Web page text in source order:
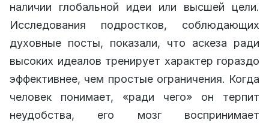
наличии глобальной идеи или высшей цели.
Исследования подростков, соблюдающих
духовные посты, показали, что аскеза ради
высоких идеалов тренирует характер гораздо
эффективнее, чем простые ограничения. Когда
человек понимает, «ради чего» он терпит
неудобства, его мозг воспринимает